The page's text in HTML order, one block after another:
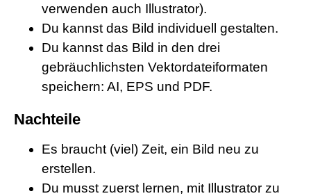
verwenden auch Illustrator).
Du kannst das Bild individuell gestalten.
Du kannst das Bild in den drei
gebräuchlichsten Vektordateiformaten
speichern: AI, EPS und PDF.
Nachteile
Es braucht (viel) Zeit, ein Bild neu zu
erstellen.
Du musst zuerst lernen, mit Illustrator zu